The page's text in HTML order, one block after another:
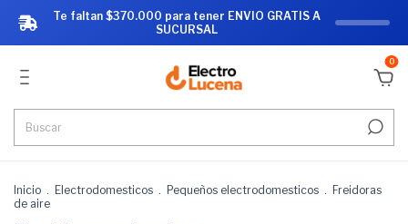
0
Inicio . Electrodomesticos . Pequeños electrodomesticos . Freidoras
de aire
Te faltan $370.000 para tener ENVIO GRATIS A
SUCURSAL